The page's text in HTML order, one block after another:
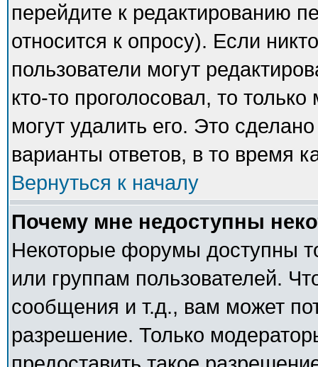
перейдите к редактированию
относится к опросу). Если
пользователи могут
кто-то проголосовал, то
могут удалить его. Это
варианты ответов, в то время
Вернуться к началу
Почему мне недоступны
Некоторые форумы доступны
или группам пользователей.
сообщения и т.д., вам может
разрешение. Только